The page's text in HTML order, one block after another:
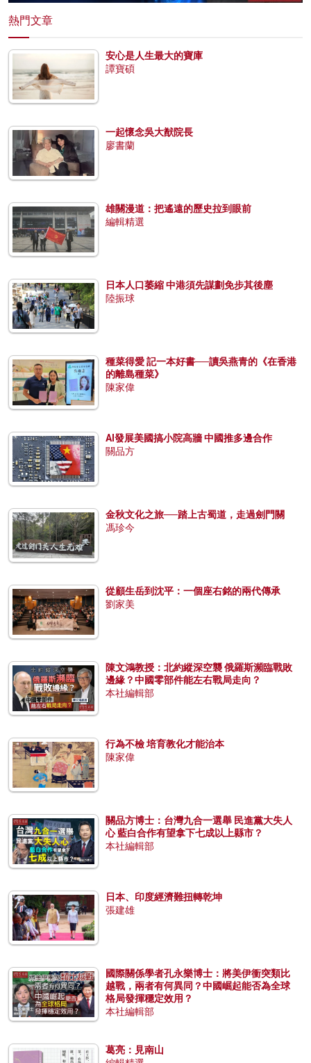
熱門文章
安心是人生最大的寶庫
譚寶碩
一起懷念吳大猷院長
廖書蘭
雄關漫道：把遙遠的歷史拉到眼前
編輯精選
日本人口萎縮 中港須先謀劃免步其後塵
陸振球
種菜得愛 記一本好書──讀吳燕青的《在香港
的離島種菜》
陳家偉
AI發展美國搞小院高牆 中國推多邊合作
關品方
金秋文化之旅──踏上古蜀道，走過劍門關
馮珍今
從顧生岳到沈平：一個座右銘的兩代傳承
劉家美
陳文鴻教授：北約縱深空襲 俄羅斯瀕臨戰敗
邊緣？中國零部件能左右戰局走向？
本社編輯部
行為不檢 培育教化才能治本
陳家偉
關品方博士：台灣九合一選舉 民進黨大失人
心 藍白合作有望拿下七成以上縣市？
本社編輯部
日本、印度經濟難扭轉乾坤
張建雄
國際關係學者孔永樂博士：將美伊衝突類比
越戰，兩者有何異同？中國崛起能否為全球
格局發揮穩定效用？
本社編輯部
葛亮：見南山